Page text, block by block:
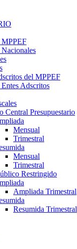
del MPPEF
Adscritos
Central Presupuestario
Mensual
Trimestral
Mensual
Trimestral
Restringido
Ampliada Trimestral
Resumida Trimestral